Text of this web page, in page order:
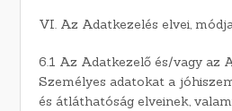
VI. Az Adatkezelés elvei,
6.1 Az Adatkezelő és/vagy az
Személyes adatokat a
és átláthatóság elveinek,